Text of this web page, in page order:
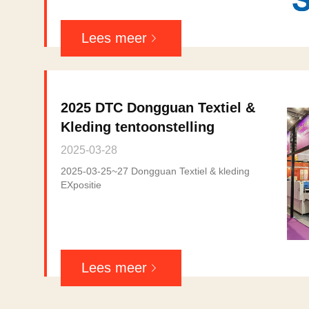
Lees meer
2025 DTC Dongguan Textiel &
Kleding tentoonstelling
2025-03-28
2025-03-25~27 Dongguan Textiel & kleding
Lees meer